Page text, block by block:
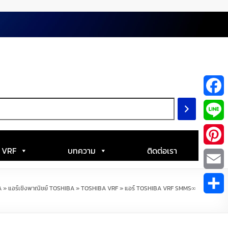
บทความ ติดต่อเรา
»แอร์เชิงพาณิชย์ TOSHIBA»TOSHIBA VRF»แอร์ TOSHIBA VRF SMMS∞
F
a
c
e
b
L
i
n
e
P
i
n
E